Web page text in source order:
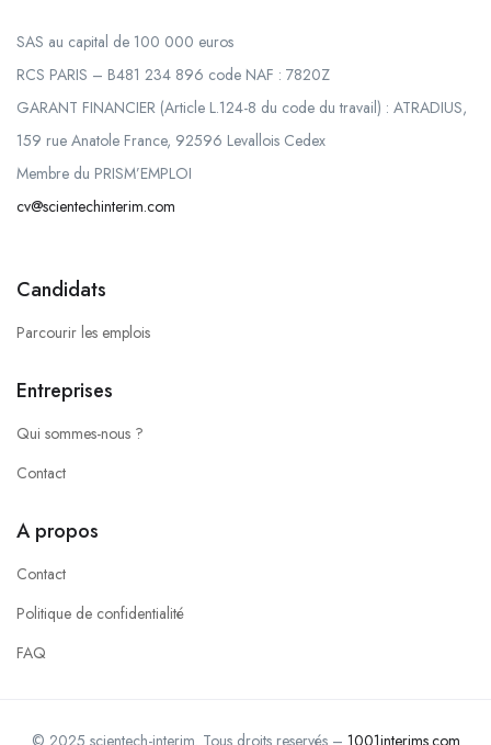
SAS au capital de 100 000 euros
RCS PARIS – B481 234 896 code NAF : 7820Z
GARANT FINANCIER (Article L.124-8 du code du travail) : ATRADIUS,
159 rue Anatole France, 92596 Levallois Cedex
Membre du PRISM’EMPLOI
cv@scientechinterim.com
Candidats
Parcourir les emplois
Entreprises
Qui sommes-nous ?
Contact
A propos
Contact
Politique de confidentialité
FAQ
© 2025 scientech-interim. Tous droits reservés – 1001interims.com